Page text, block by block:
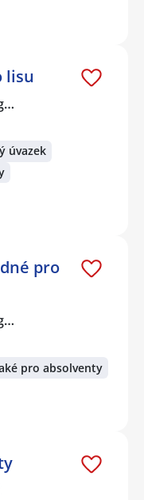
lisu
úvazek
pro
pro absolventy